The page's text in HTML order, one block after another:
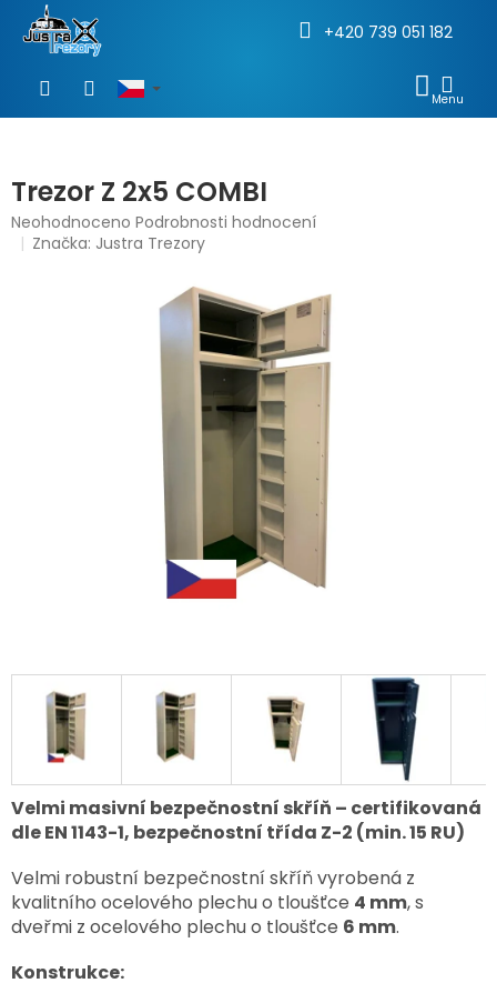
obsah
+420 739 051 182
Trezor Z 2x5 COMBI
Průměrné
hodnocení
Neohodnoceno Podrobnosti hodnocení
Značka: Justra Trezory
Velmi masivní bezpečnostní skříň – certifikovaná
dle EN 1143-1, bezpečnostní třída Z-2 (min. 15 RU)
Velmi robustní bezpečnostní skříň vyrobená z
kvalitního ocelového plechu o tloušťce 4 mm, s
dveřmi z ocelového plechu o tloušťce 6 mm.
Konstrukce: